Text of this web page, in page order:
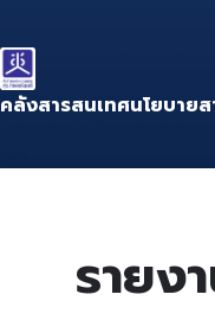
to
content
to
main
navigation
to
footer
คลังสารสนเทศนโยบาย
รายง